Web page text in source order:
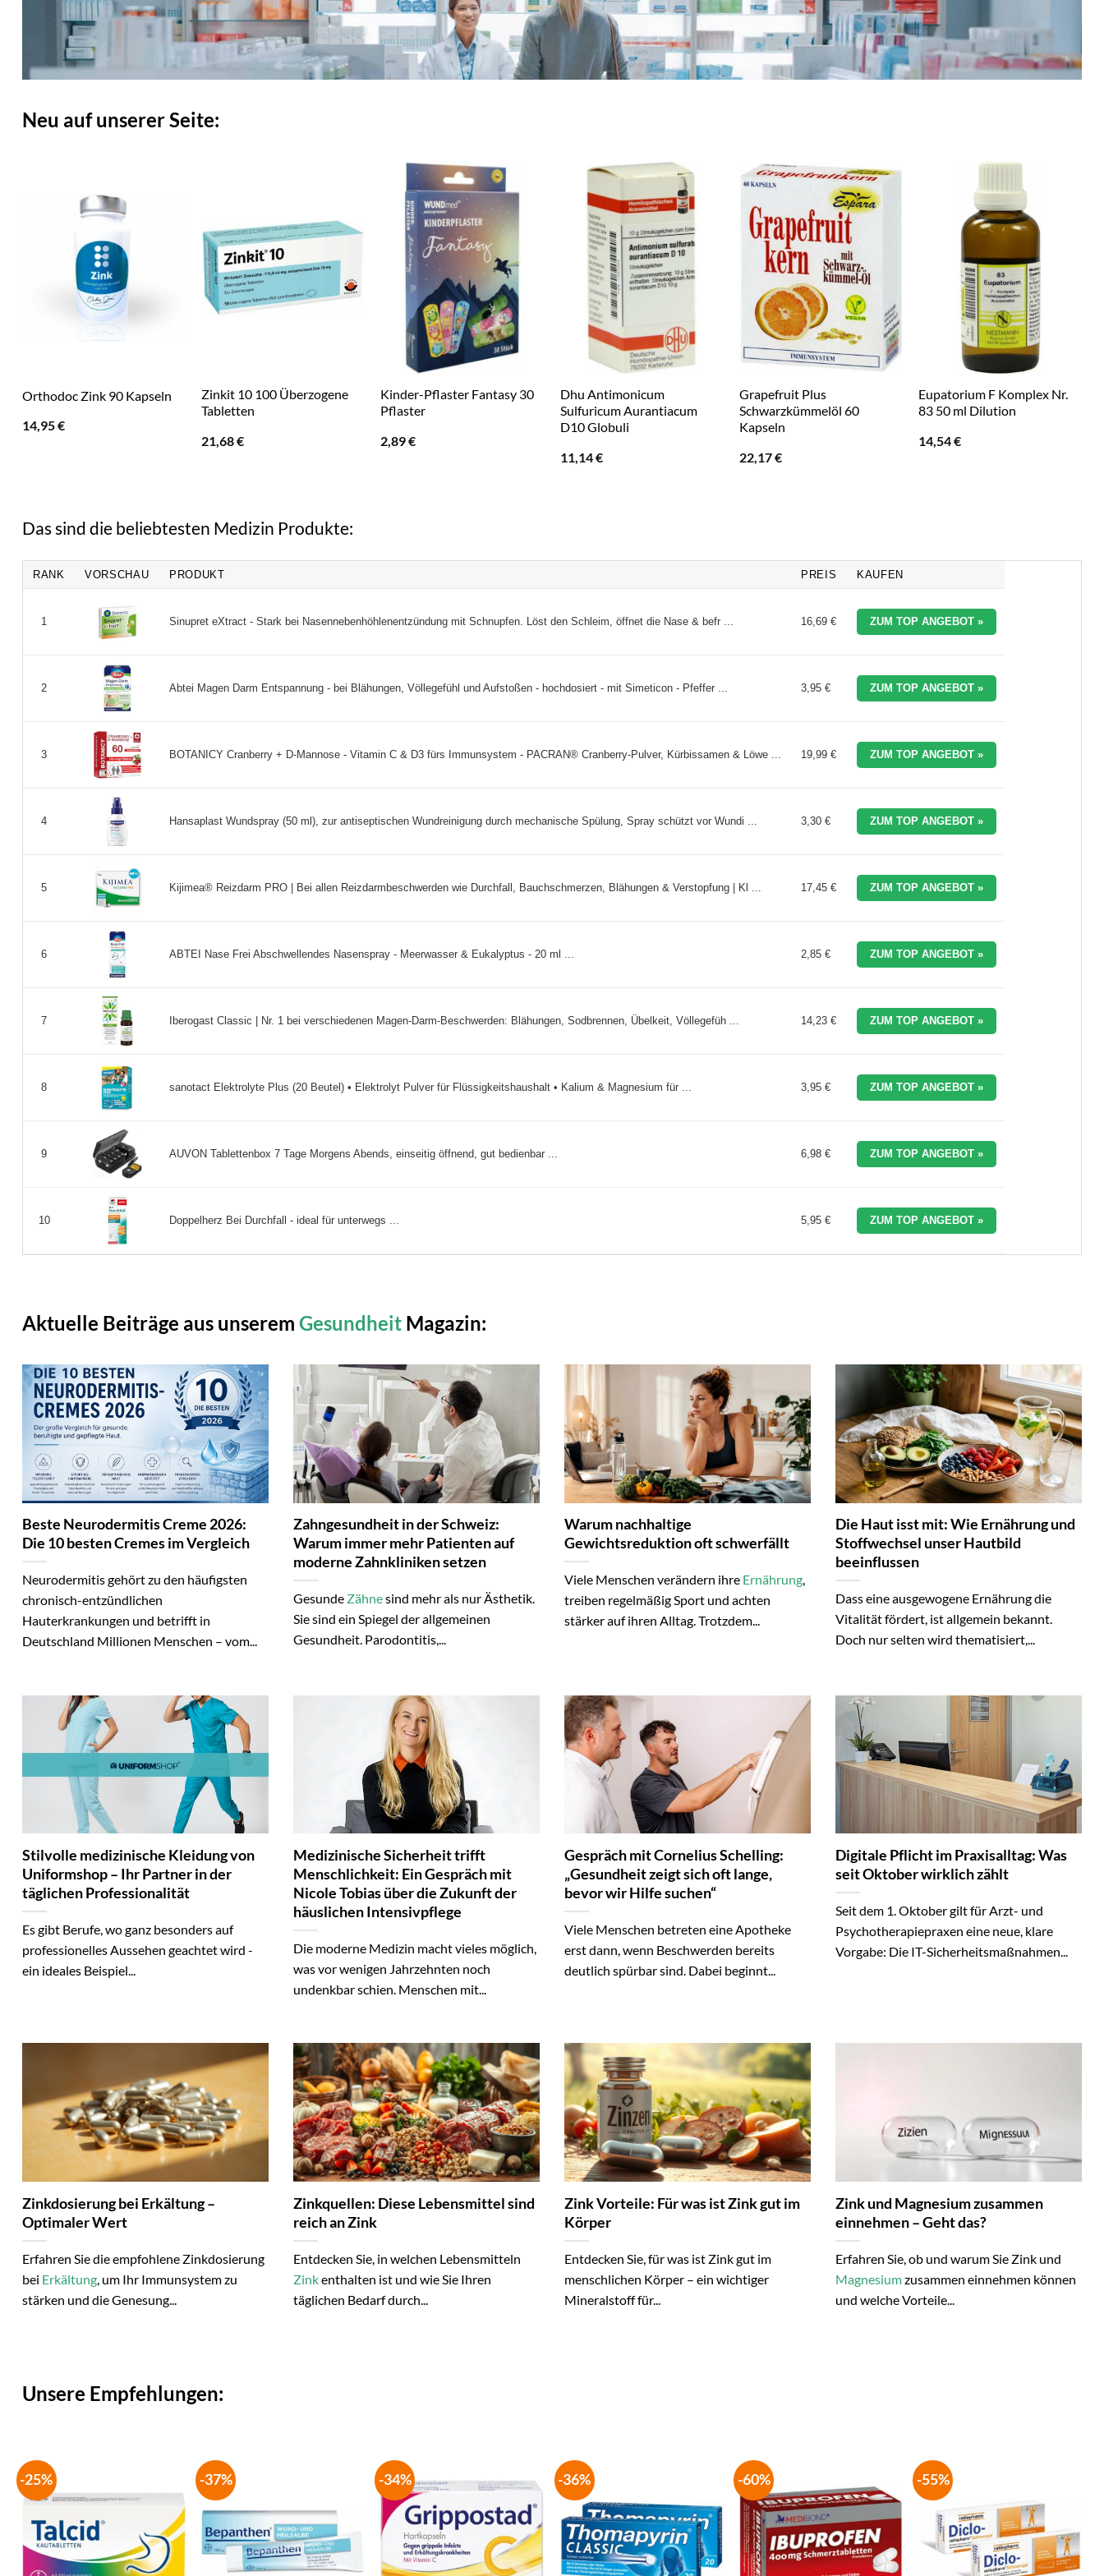
Neu auf unserer Seite:
Orthodoc Zink 90 Kapseln
14,95€
Zinkit 10 100 Überzogene
Tabletten
21,68€
Kinder-Pflaster Fantasy 30
Pflaster
2,89€
Dhu Antimonicum
Sulfuricum Aurantiacum
D10 Globuli
11,14€
Grapefruit Plus
Schwarzkümmelöl 60
Kapseln
22,17€
Eupatorium F Komplex Nr.
83 50 ml Dilution
14,54€
Das sind die beliebtesten Medizin Produkte:
RANK VORSCHAU PRODUKT PREIS KAUFEN
1 Sinupret eXtract - Stark bei Nasennebenhöhlenentzündung mit Schnupfen. Löst den Schleim, öffnet die Nase & befr ... 16,69 € ZUM TOP ANGEBOT »
2 Abtei Magen Darm Entspannung - bei Blähungen, Völlegefühl und Aufstoßen - hochdosiert - mit Simeticon - Pfeffer ... 3,95 € ZUM TOP ANGEBOT »
3 BOTANICY Cranberry + D-Mannose - Vitamin C & D3 fürs Immunsystem - PACRAN® Cranberry-Pulver, Kürbissamen & Löwe ... 19,99 € ZUM TOP ANGEBOT »
4 Hansaplast Wundspray (50 ml), zur antiseptischen Wundreinigung durch mechanische Spülung, Spray schützt vor Wundi ... 3,30 € ZUM TOP ANGEBOT »
5 Kijimea® Reizdarm PRO | Bei allen Reizdarmbeschwerden wie Durchfall, Bauchschmerzen, Blähungen & Verstopfung | Kl ... 17,45 € ZUM TOP ANGEBOT »
6 ABTEI Nase Frei Abschwellendes Nasenspray - Meerwasser & Eukalyptus - 20 ml ... 2,85 € ZUM TOP ANGEBOT »
7 Iberogast Classic | Nr. 1 bei verschiedenen Magen-Darm-Beschwerden: Blähungen, Sodbrennen, Übelkeit, Völlegefüh ... 14,23 € ZUM TOP ANGEBOT »
8 sanotact Elektrolyte Plus (20 Beutel) • Elektrolyt Pulver für Flüssigkeitshaushalt • Kalium & Magnesium für ... 3,95 € ZUM TOP ANGEBOT »
9 AUVON Tablettenbox 7 Tage Morgens Abends, einseitig öffnend, gut bedienbar ... 6,98 € ZUM TOP ANGEBOT »
10 Doppelherz Bei Durchfall - ideal für unterwegs ... 5,95 € ZUM TOP ANGEBOT »
Aktuelle Beiträge aus unserem Gesundheit Magazin:
Beste Neurodermitis Creme 2026:
Die 10 besten Cremes im Vergleich
Neurodermitis gehört zu den häufigsten
chronisch-entzündlichen
Hauterkrankungen und betrifft in
Deutschland Millionen Menschen – vom...
Zahngesundheit in der Schweiz:
Warum immer mehr Patienten auf
moderne Zahnkliniken setzen
Gesunde Zähnesind mehr als nur Ästhetik.
Sie sind ein Spiegel der allgemeinen
Gesundheit. Parodontitis,...
Warum nachhaltige
Gewichtsreduktion oft schwerfällt
Viele Menschen verändern ihre Ernährung,
treiben regelmäßig Sport und achten
stärker auf ihren Alltag. Trotzdem...
Die Haut isst mit: Wie Ernährung und
Stoffwechsel unser Hautbild
beeinflussen
Dass eine ausgewogene Ernährung die
Vitalität fördert, ist allgemein bekannt.
Doch nur selten wird thematisiert,...
Stilvolle medizinische Kleidung von
Uniformshop – Ihr Partner in der
täglichen Professionalität
Es gibt Berufe, wo ganz besonders auf
professionelles Aussehen geachtet wird -
ein ideales Beispiel...
Medizinische Sicherheit trifft
Menschlichkeit: Ein Gespräch mit
Nicole Tobias über die Zukunft der
häuslichen Intensivpflege
Die moderne Medizin macht vieles möglich,
was vor wenigen Jahrzehnten noch
undenkbar schien. Menschen mit...
Gespräch mit Cornelius Schelling:
„Gesundheit zeigt sich oft lange,
bevor wir Hilfe suchen“
Viele Menschen betreten eine Apotheke
erst dann, wenn Beschwerden bereits
deutlich spürbar sind. Dabei beginnt...
Digitale Pflicht im Praxisalltag: Was
seit Oktober wirklich zählt
Seit dem 1. Oktober gilt für Arzt- und
Psychotherapiepraxen eine neue, klare
Vorgabe: Die IT-Sicherheitsmaßnahmen...
Zinkdosierung bei Erkältung –
Optimaler Wert
Erfahren Sie die empfohlene Zinkdosierung
bei Erkältung , um Ihr Immunsystem zu
stärken und die Genesung...
Zinkquellen: Diese Lebensmittel sind
reich an Zink
Entdecken Sie, in welchen Lebensmitteln
Zinkenthalten ist und wie Sie Ihren
täglichen Bedarf durch...
Zink Vorteile: Für was ist Zink gut im
Körper
Entdecken Sie, für was ist Zink gut im
menschlichen Körper – ein wichtiger
Mineralstoff für...
Zink und Magnesium zusammen
einnehmen – Geht das?
Erfahren Sie, ob und warum Sie Zink und
Magnesiumzusammen einnehmen können
und welche Vorteile...
Unsere Empfehlungen:
-25% -37% -34% -36% -60% -55%